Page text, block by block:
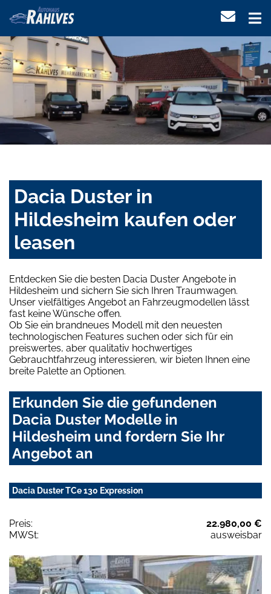
Dacia Duster in
Hildesheim kaufen oder
leasen
Entdecken Sie die besten Dacia Duster Angebote in
Hildesheim und sichern Sie sich Ihren Traumwagen.
Unser vielfältiges Angebot an Fahrzeugmodellen lässt
fast keine Wünsche offen.
Ob Sie ein brandneues Modell mit den neuesten
technologischen Features suchen oder sich für ein
preiswertes, aber qualitativ hochwertiges
Gebrauchtfahrzeug interessieren, wir bieten Ihnen eine
breite Palette an Optionen.
Erkunden Sie die gefundenen
Dacia Duster Modelle in
Hildesheim und fordern Sie Ihr
Angebot an
Dacia Duster TCe 130 Expression
Preis:
22.980,00 €
MWSt:
ausweisbar